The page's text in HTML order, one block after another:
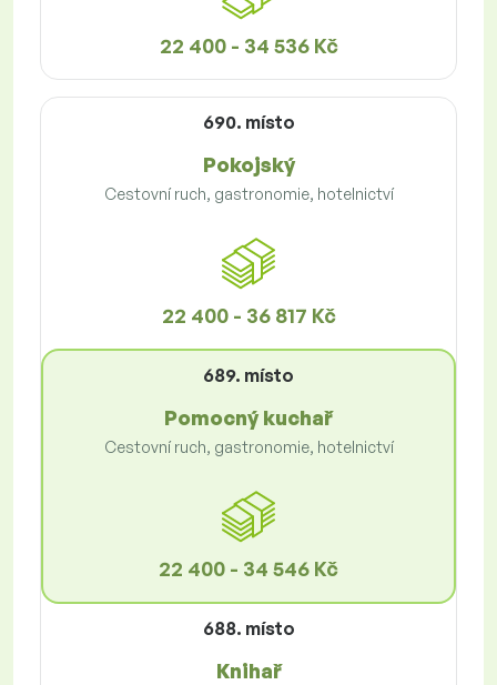
22 400 - 34 536 Kč
690. místo
Pokojský
Cestovní ruch, gastronomie, hotelnictví
22 400 - 36 817 Kč
689. místo
Pomocný kuchař
Cestovní ruch, gastronomie, hotelnictví
22 400 - 34 546 Kč
688. místo
Knihař